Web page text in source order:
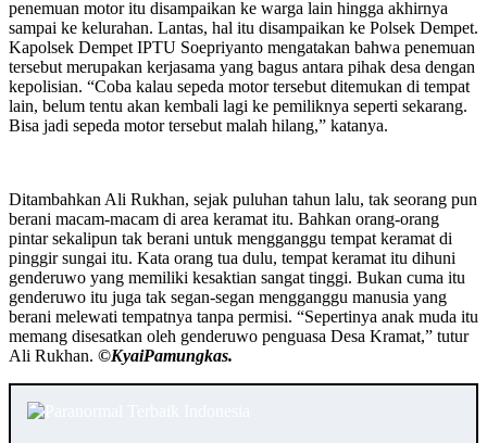
penemuan motor itu disampaikan ke warga lain hingga akhirnya
sampai ke kelurahan. Lantas, hal itu disampaikan ke Polsek Dempet.
Kapolsek Dempet IPTU Soepriyanto mengatakan bahwa penemuan
tersebut merupakan kerjasama yang bagus antara pihak desa dengan
kepolisian. “Coba kalau sepeda motor tersebut ditemukan di tempat
lain, belum tentu akan kembali lagi ke pemiliknya seperti sekarang.
Bisa jadi sepeda motor tersebut malah hilang,” katanya.
Ditambahkan Ali Rukhan, sejak puluhan tahun lalu, tak seorang pun
berani macam-macam di area keramat itu. Bahkan orang-orang
pintar sekalipun tak berani untuk mengganggu tempat keramat di
pinggir sungai itu. Kata orang tua dulu, tempat keramat itu dihuni
genderuwo yang memiliki kesaktian sangat tinggi. Bukan cuma itu
genderuwo itu juga tak segan-segan mengganggu manusia yang
berani melewati tempatnya tanpa permisi. “Sepertinya anak muda itu
memang disesatkan oleh genderuwo penguasa Desa Kramat,” tutur
Ali Rukhan. ©️KyaiPamungkas.